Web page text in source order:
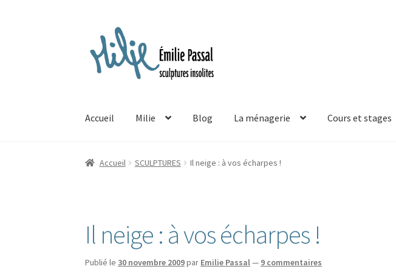
navigation
au
contenu
Accueil Milie Blog La ménagerie Cours et stages
Accueil SCULPTURES Il neige : à vos écharpes !
Il neige : à vos écharpes !
Publié le 30 novembre 2009par Emilie Passal— 9 commentaires